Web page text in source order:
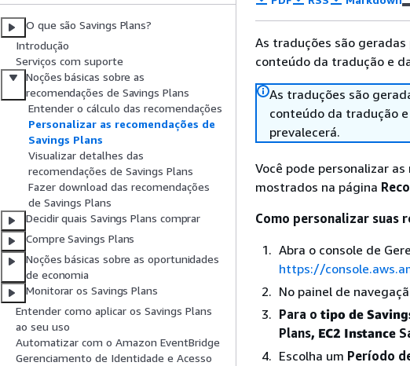
O que são Savings Plans?
Introdução
Serviços com suporte
Noções básicas sobre as
recomendações de Savings Plans
Entender o cálculo das recomendações
Personalizar as recomendações de
Savings Plans
Visualizar detalhes das
recomendações de Savings Plans
Fazer download das recomendações
de Savings Plans
Decidir quais Savings Plans comprar
Compre Savings Plans
Noções básicas sobre as oportunidades
de economia
Monitorar os Savings Plans
Entender como aplicar os Savings Plans
ao seu uso
Automatizar com o Amazon EventBridge
Gerenciamento de Identidade e Acesso
As traduções são
conteúdo da tradução e
As traduções são
conteúdo da tradução
prevalecerá.
Você pode personalizar
mostrados na página
Como personalizar suas
Abra o console de
https://
No painel de
Para o tipo de
Plans, EC2 Instance
Escolha um Período